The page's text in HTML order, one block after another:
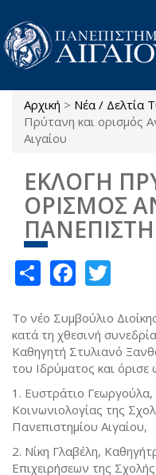
Παράκαμψη προς το κυρίως
Είστε εδώ
Αρχική > Νέα / Δελτία
Πρύτανη και ορισμός
Αιγαίου
ΕΚΛΟΓΗ
ΟΡΙΣΜΟΣ
Share
Το νέο Συμβούλιο
κατά τη χθεσινή
Καθηγητή Στυλιανό
του Ιδρύματος και όρισε
1. Ευστράτιο
Κοινωνιολογίας της
Πανεπιστημίου Αιγαίου,
2. Νίκη Γλαβέλη,
Επιχειρήσεων της